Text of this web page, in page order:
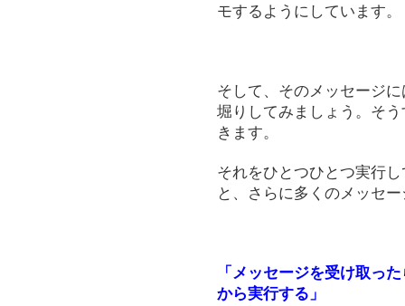
モするようにしています。
そして、そのメッセージ
堀りしてみましょう。そ
きます。
それをひとつひとつ実行
と、さらに多くのメッセ
「メッセージを受け取っ
から実行する」